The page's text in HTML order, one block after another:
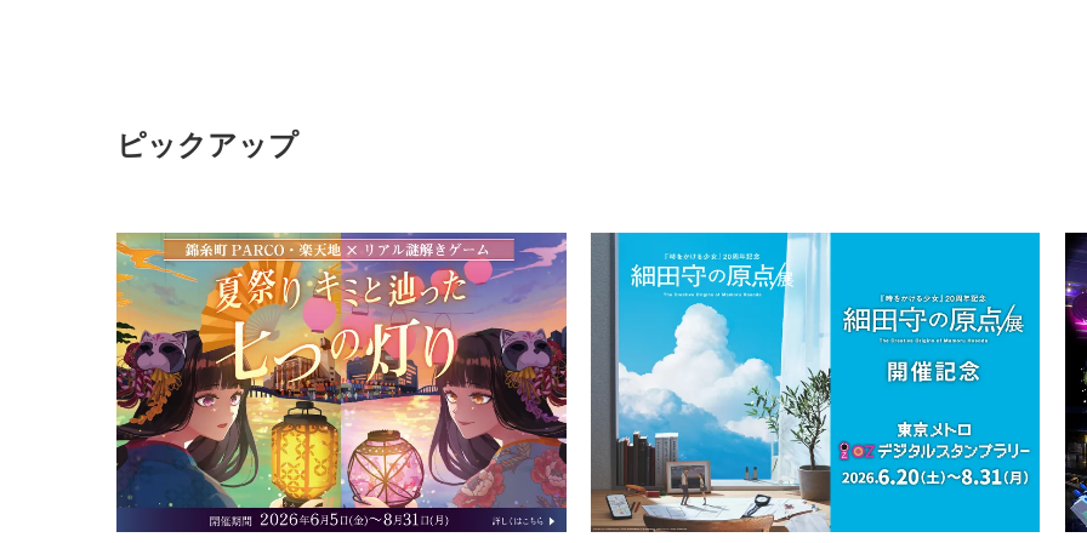
ピックアップ